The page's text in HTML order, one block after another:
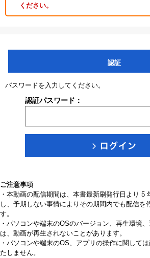
ください。
認証
パスワードを入力してください。
認証パスワード：
ご注意事項
・本動画の配信期間は、本書最新刷発行日より 5
し、予期しない事情によりその期間内でも配信を
す。
・パソコンや端末のOSのバージョン、再生環境
は、動画が再生されないことがあります。
・パソコンや端末のOS、アプリの操作に関して
たしません。